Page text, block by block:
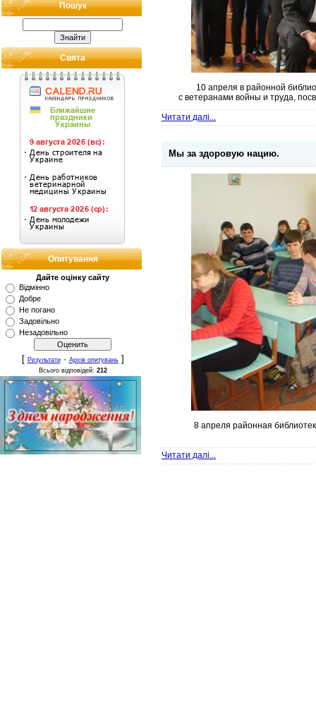
Пошук
Свята
Опитування
Дайте оцінку сайту
Відмінно
Добре
Не погано
Задовільно
Незадовільно
[ Результати· Архів опитувань]
Всього відповідей: 212
10 апреля в районной
с ветеранами войны и труда,
Читати далі...
Мы за здоровую нацию.
8 апреля районная
Читати далі...